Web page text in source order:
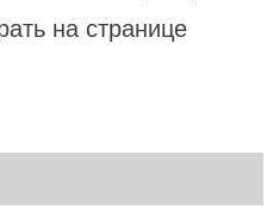
на странице